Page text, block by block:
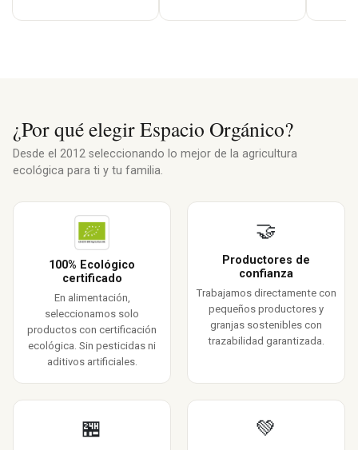
¿Por qué elegir Espacio Orgánico?
Desde el 2012 seleccionando lo mejor de la agricultura
ecológica para ti y tu familia.
100% Ecológico
certificado
En alimentación,
seleccionamos solo
productos con certificación
ecológica. Sin pesticidas ni
aditivos artificiales.
🤝
Productores de
confianza
Trabajamos directamente con
pequeños productores y
granjas sostenibles con
trazabilidad garantizada.
🏪 💚